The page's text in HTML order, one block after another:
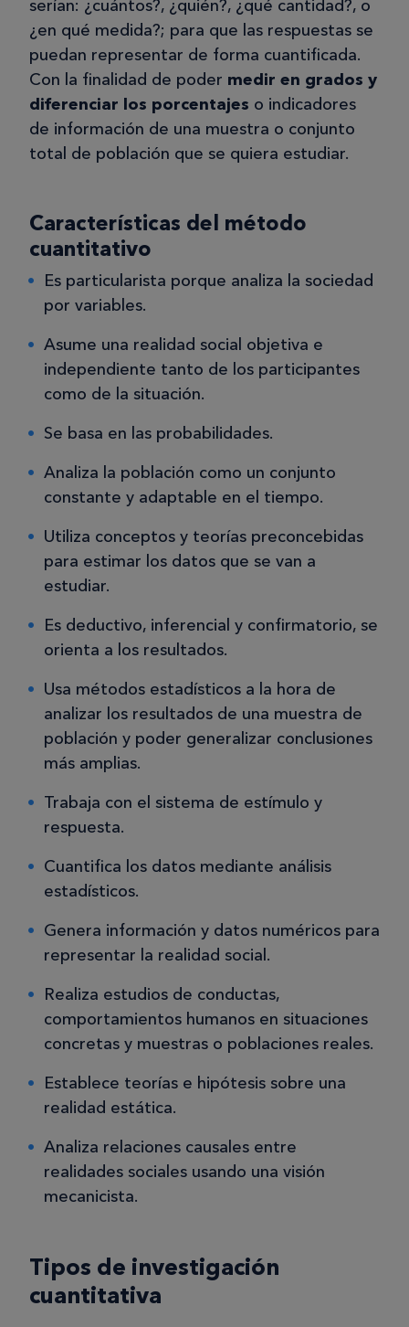
serían: ¿cuántos?, ¿quién?, ¿qué cantidad?, o
¿en qué medida?; para que las respuestas se
puedan representar de forma cuantificada.
Con la finalidad de poder medir en grados y
diferenciar los porcentajes o indicadores
de información de una muestra o conjunto
total de población que se quiera estudiar.
Características del método
cuantitativo
Es particularista porque analiza la sociedad
por variables.
Asume una realidad social objetiva e
independiente tanto de los participantes
como de la situación.
Se basa en las probabilidades.
Analiza la población como un conjunto
constante y adaptable en el tiempo.
Utiliza conceptos y teorías preconcebidas
para estimar los datos que se van a
estudiar.
Es deductivo, inferencial y confirmatorio, se
orienta a los resultados.
Usa métodos estadísticos a la hora de
analizar los resultados de una muestra de
población y poder generalizar conclusiones
más amplias.
Trabaja con el sistema de estímulo y
respuesta.
Cuantifica los datos mediante análisis
estadísticos.
Genera información y datos numéricos para
representar la realidad social.
Realiza estudios de conductas,
comportamientos humanos en situaciones
concretas y muestras o poblaciones reales.
Establece teorías e hipótesis sobre una
realidad estática.
Analiza relaciones causales entre
realidades sociales usando una visión
mecanicista.
Tipos de investigación
cuantitativa